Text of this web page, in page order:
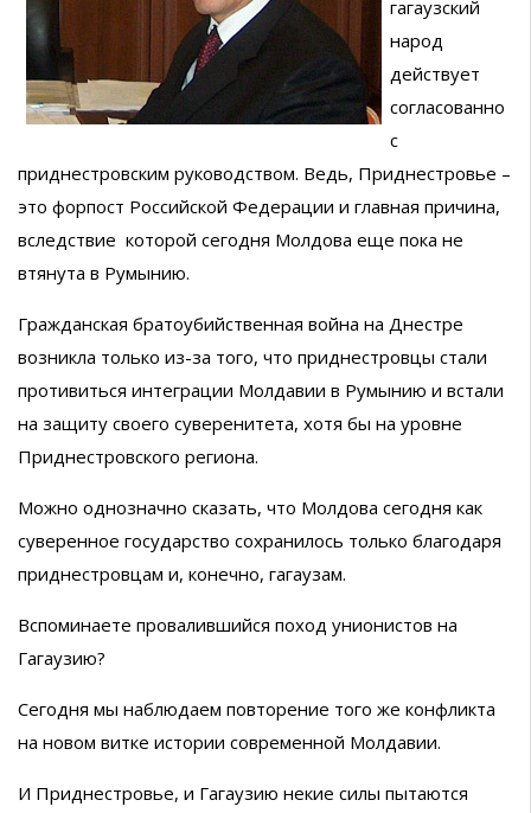
гагаузский
народ
действует
согласованно
с
приднестровским руководством. Ведь, Приднестровье –
это форпост Российской Федерации и главная причина,
вследствие которой сегодня Молдова еще пока не
втянута в Румынию.
Гражданская братоубийственная война на Днестре
возникла только из-за того, что приднестровцы стали
противиться интеграции Молдавии в Румынию и встали
на защиту своего суверенитета, хотя бы на уровне
Приднестровского региона.
Можно однозначно сказать, что Молдова сегодня как
суверенное государство сохранилось только благодаря
приднестровцам и, конечно, гагаузам.
Вспоминаете провалившийся поход унионистов на
Гагаузию?
Сегодня мы наблюдаем повторение того же конфликта
на новом витке истории современной Молдавии.
И Приднестровье, и Гагаузию некие силы пытаются